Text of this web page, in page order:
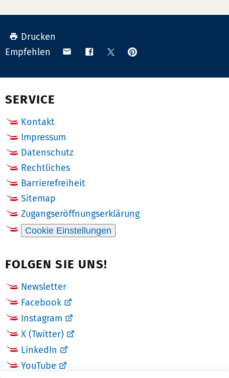
Drucken
Empfehlen
Teilen Teilen TeilenAnpinnen
SERVICE
Kontakt
Impressum
Datenschutz
Rechtliches
Barrierefreiheit
Sitemap
Zugangseröffnungserklärung
Cookie Einstellungen
FOLGEN SIE UNS!
Newsletter
Facebook
Instagram
X (Twitter)
LinkedIn
YouTube